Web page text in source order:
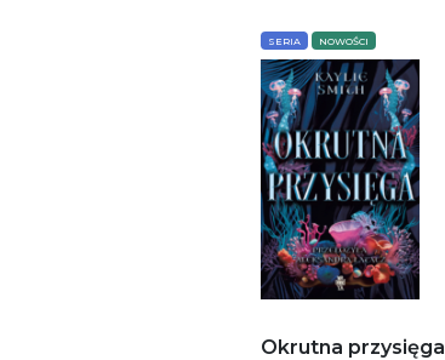
SERIA NOWOŚCI
Okrutna przysięga